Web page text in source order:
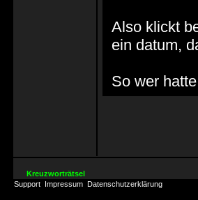
Also klickt
ein datum,
So wer
Kreuzworträtsel
Support Impressum Datenschutzerklärung